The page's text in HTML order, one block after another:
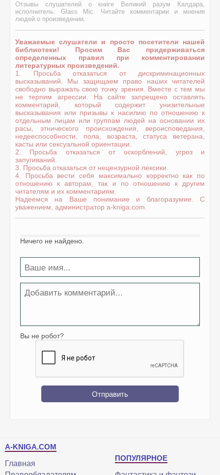
Отзывы слушателей о книге Великий разум Калдара,
исполнитель: Glass Mic. Читайте комментарии и мнения
людей о произведении.
Уважаемые слушатели и просто посетители нашей
библиотеки! Просим Вас придерживаться
определенных правил при комментировании
литературных произведений.
1. Просьба отказаться от дискриминационных
высказываний. Мы защищаем право наших читателей
свободно выражать свою точку зрения. Вместе с тем мы
не терпим агрессии. На сайте запрещено оставлять
комментарий, который содержит унизительные
высказывания или призывы к насилию по отношению к
отдельным лицам или группам людей на основании их
расы, этнического происхождения, вероисповедания,
недееспособности, пола, возраста, статуса ветерана,
касты или сексуальной ориентации.
2. Просьба отказаться от оскорблений, угроз и
запугиваний.
3. Просьба отказаться от нецензурной лексики.
4. Просьба вести себя максимально корректно как по
отношению к авторам, так и по отношению к другим
читателям и их комментариям.
Надеемся на Ваше понимание и благоразумие. С
уважением, администратор a-kniga.com.
Ничего не найдено.
Вы не робот?
Отправить
A-KNIGA.COM
Главная
ПОПУЛЯРНОЕ